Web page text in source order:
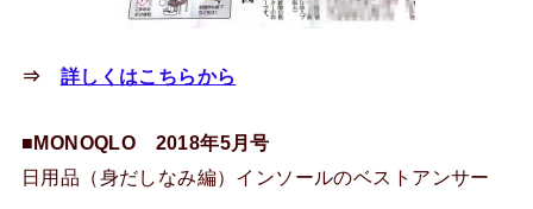
⇒ 詳しくはこちらから
■MONOQLO 2018年5月号
日用品（身だしなみ編）インソールのベストアンサー